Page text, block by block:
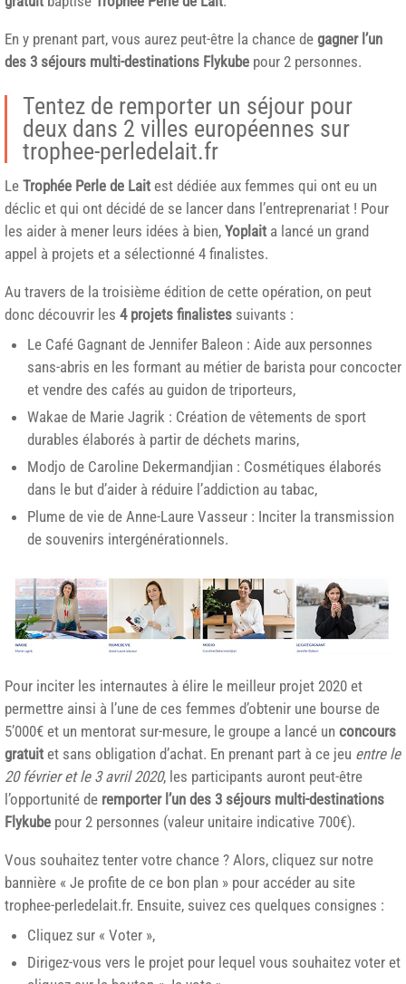
En y prenant part, vous aurez peut-être la chance de gagner l’un
des 3 séjours multi-destinations Flykube pour 2 personnes.
Tentez de remporter un séjour pour
deux dans 2 villes européennes sur
trophee-perledelait.fr
Le Trophée Perle de Lait est dédiée aux femmes qui ont eu un
déclic et qui ont décidé de se lancer dans l’entreprenariat ! Pour
les aider à mener leurs idées à bien, Yoplait a lancé un grand
appel à projets et a sélectionné 4 finalistes.
Au travers de la troisième édition de cette opération, on peut
donc découvrir les 4 projets finalistes suivants :
Le Café Gagnant de Jennifer Baleon : Aide aux personnes
sans-abris en les formant au métier de barista pour concocter
et vendre des cafés au guidon de triporteurs,
Wakae de Marie Jagrik : Création de vêtements de sport
durables élaborés à partir de déchets marins,
Modjo de Caroline Dekermandjian : Cosmétiques élaborés
dans le but d’aider à réduire l’addiction au tabac,
Plume de vie de Anne-Laure Vasseur : Inciter la transmission
de souvenirs intergénérationnels.
Pour inciter les internautes à élire le meilleur projet 2020 et
permettre ainsi à l’une de ces femmes d’obtenir une bourse de
5’000€ et un mentorat sur-mesure, le groupe a lancé un concours
gratuit et sans obligation d’achat. En prenant part à ce jeu entre le
20 février et le 3 avril 2020, les participants auront peut-être
l’opportunité de remporter l’un des 3 séjours multi-destinations
Flykube pour 2 personnes (valeur unitaire indicative 700€).
Vous souhaitez tenter votre chance ? Alors, cliquez sur notre
bannière « Je profite de ce bon plan » pour accéder au site
trophee-perledelait.fr. Ensuite, suivez ces quelques consignes :
Cliquez sur « Voter »,
Dirigez-vous vers le projet pour lequel vous souhaitez voter et